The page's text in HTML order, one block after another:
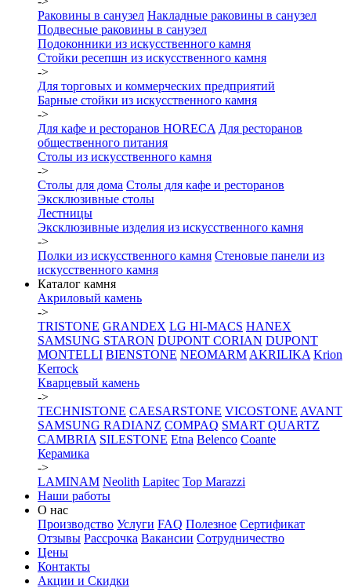
Раковины в санузел Накладные раковины в санузел
Подвесные раковины в санузел
Подоконники из искусственного камня
Стойки ресепшн из искусственного камня
->
Для торговых и коммерческих предприятий
Барные стойки из искусственного камня
->
Для кафе и ресторанов HORECA Для ресторанов
общественного питания
Столы из искусственного камня
->
Столы для дома Столы для кафе и ресторанов
Эксклюзивные столы
Лестницы
Эксклюзивные изделия из искусственного камня
->
Полки из искусственного камня Стеновые панели из
искусственного камня
Каталог камня
Акриловый камень
->
TRISTONE GRANDEX LG HI-MACS HANEX
SAMSUNG STARON DUPONT CORIAN DUPONT
MONTELLI BIENSTONE NEOMARM AKRILIKA Krion
Kerrock
Кварцевый камень
->
TECHNISTONE CAESARSTONE VICOSTONE AVANT
SAMSUNG RADIANZ COMPAQ SMART QUARTZ
CAMBRIA SILESTONE Etna Belenco Coante
Керамика
->
LAMINAM Neolith Lapitec Top Marazzi
Наши работы
О нас
Производство Услуги FAQ Полезное Сертификат
Отзывы Рассрочка Вакансии Сотрудничество
Цены
Контакты
Акции и Скидки